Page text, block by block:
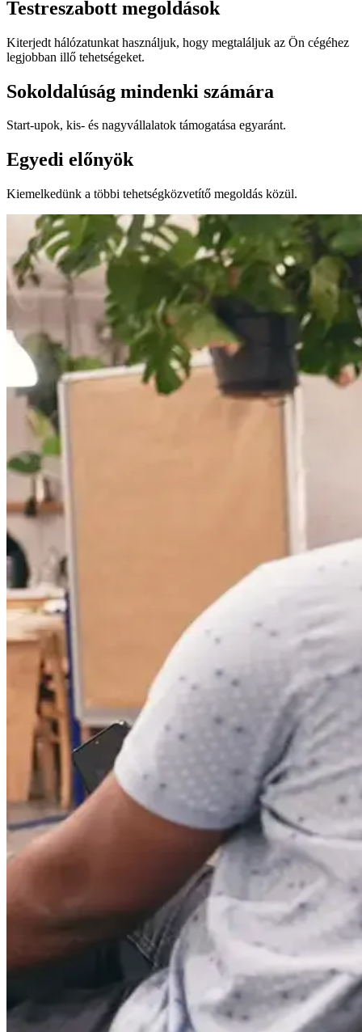
Testreszabott megoldások
Kiterjedt hálózatunkat használjuk, hogy megtaláljuk az Ön cégéhez
legjobban illő tehetségeket.
Sokoldalúság mindenki számára
Start-upok, kis- és nagyvállalatok támogatása egyaránt.
Egyedi előnyök
Kiemelkedünk a többi tehetségközvetítő megoldás közül.